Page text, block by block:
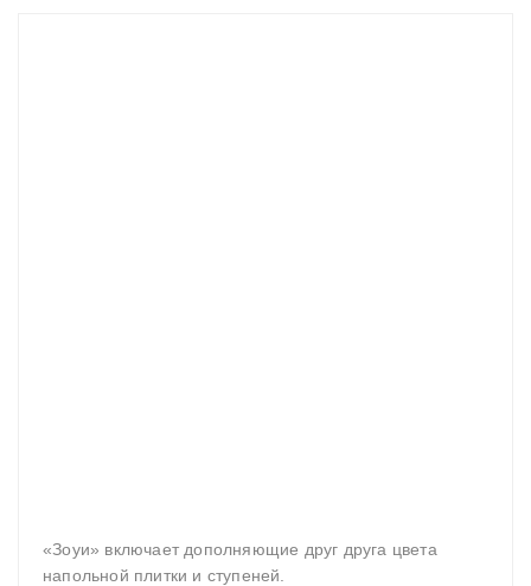
«Зоуи» включает дополняющие друг друга цвета
напольной плитки и ступеней.